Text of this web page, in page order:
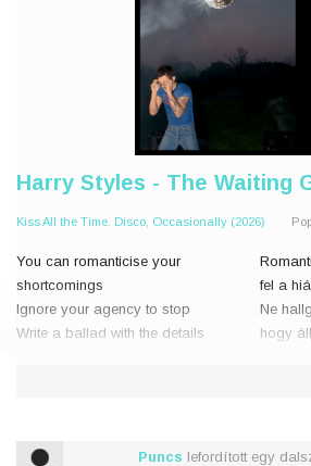
Harry Styles - The Waiting
Kiss All the Time. Disco, Occasionally (2026)
You can romanticise your
shortcomings
Ignore your agency to stop
Write a ballad with the details
fel a
Ne
hogy
Tekin
Puncs lefordított egy